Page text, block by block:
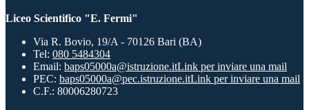
Liceo Scientifico "E. Fermi"
Via R. Bovio, 19/A - 70126 Bari (BA)
Tel: 080 5484304
Email: baps05000a@istruzione.itLink per inviare una mail
PEC: baps05000a@pec.istruzione.itLink per inviare una mail
C.F.: 80006280723